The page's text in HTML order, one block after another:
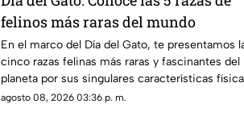
felinos más raras del mundo
En el marco del Día del Gato, te presentamos
cinco razas felinas más raras y fascinantes del
planeta por sus singulares características
agosto 08, 2026 03:36 p. m.